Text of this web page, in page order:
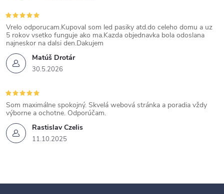
Matúš Drotár
30.5.2026
Vrelo odporucam.Kupoval som led pasiky atd.do celeho domu a uz
5 rokov vsetko funguje ako ma.Kazda objednavka bola odoslana
najneskor na dalsi den.Dakujem
Rastislav Czelis
11.10.2025
Som maximálne spokojný. Skvelá webová stránka a poradia vždy
výborne a ochotne. Odporúčam.